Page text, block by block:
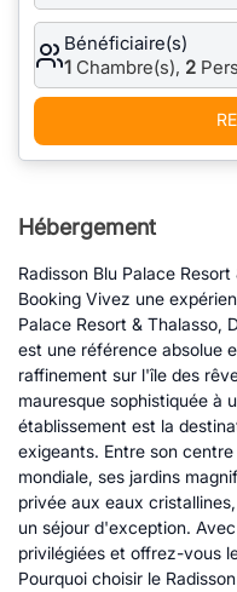
Bénéficiaire(s)
1 Chambre(s), 2
Hébergement
Radisson Blu Palace
Booking Vivez une
Palace Resort & Thalasso,
est une référence absolue
raffinement sur l'île des
mauresque sophistiquée à
établissement est la
exigeants. Entre son
mondiale, ses jardins
privée aux eaux
un séjour d'exception.
privilégiées et offrez-vous
Pourquoi choisir le